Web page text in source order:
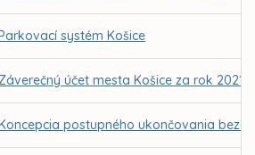
Parkovací systém Košice
účet mesta Košice za rok 2021
Koncepcia postupného ukončovania